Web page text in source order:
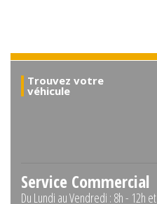
Trouvez votre
véhicule
Service Commercial
Du Lundi au Vendredi : 8h - 12h